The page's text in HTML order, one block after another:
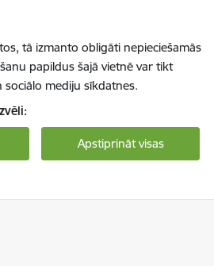
tā izmanto obligāti nepieciešamās
papildus šajā vietnē var tikt
mediju sīkdatnes.
Apstiprināt visas